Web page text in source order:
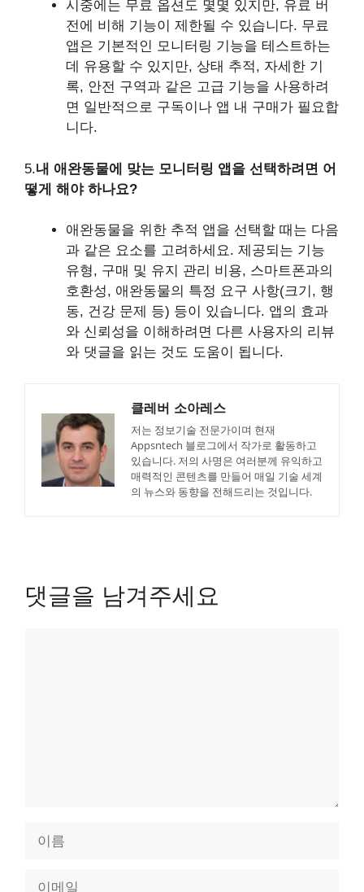
시중에는 무료 옵션도 몇몇 있지만, 유료 버
전에 비해 기능이 제한될 수 있습니다. 무료
앱은 기본적인 모니터링 기능을 테스트하는
데 유용할 수 있지만, 상태 추적, 자세한 기
록, 안전 구역과 같은 고급 기능을 사용하려
면 일반적으로 구독이나 앱 내 구매가 필요합
니다.
5.내 애완동물에 맞는 모니터링 앱을 선택하려면 어
떻게 해야 하나요?
애완동물을 위한 추적 앱을 선택할 때는 다음
과 같은 요소를 고려하세요. 제공되는 기능
유형, 구매 및 유지 관리 비용, 스마트폰과의
호환성, 애완동물의 특정 요구 사항(크기, 행
동, 건강 문제 등) 등이 있습니다. 앱의 효과
와 신뢰성을 이해하려면 다른 사용자의 리뷰
와 댓글을 읽는 것도 도움이 됩니다.
클레버 소아레스
저는 정보기술 전문가이며 현재
Appsntech 블로그에서 작가로 활동하고
있습니다. 저의 사명은 여러분께 유익하고
매력적인 콘텐츠를 만들어 매일 기술 세계
의 뉴스와 동향을 전해드리는 것입니다.
댓글을 남겨주세요